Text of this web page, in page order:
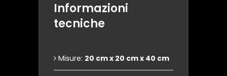
Informazioni
tecniche
Misure: 20 cm x 20 cm x 40 cm